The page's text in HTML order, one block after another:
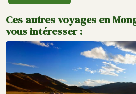
Ces autres voyages en
vous intéresser :